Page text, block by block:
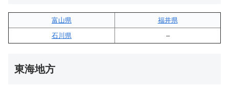
富山県
福井県
石川県
–
東海地方